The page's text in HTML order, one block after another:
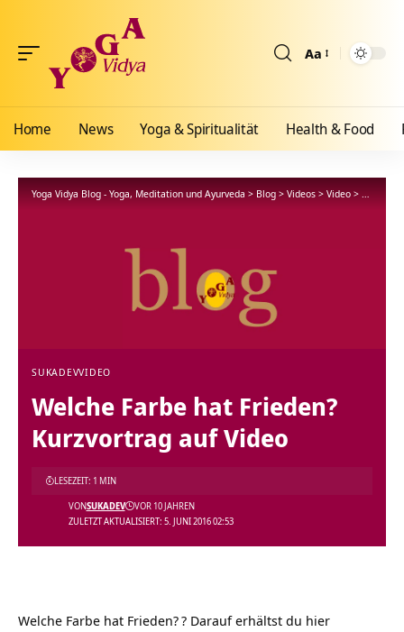
Aa
Home News Yoga & Spiritualität Health & Food
Yoga Vidya Blog - Yoga, Meditation und Ayurveda > Blog > Videos > Video > Welche
SUKADEVVIDEO
Welche Farbe hat Frieden?
Kurzvortrag auf Video
ZULETZT AKTUALISIERT: 5. JUNI 2016 02:53
VONSUKADEV VOR 10 JAHREN
LESEZEIT: 1 MIN
Welche Farbe hat Frieden?? Darauf erhältst du hier